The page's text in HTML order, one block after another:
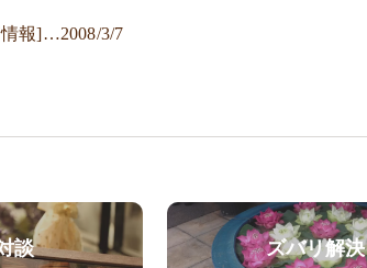
報]…2008/3/7
談 ズバリ解決